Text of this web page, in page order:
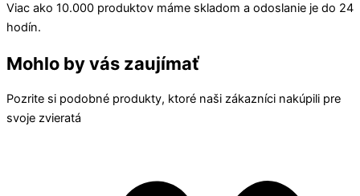
Viac ako 10.000 produktov máme skladom a odoslanie je do 24
hodín.
Mohlo by vás zaujímať
Pozrite si podobné produkty, ktoré naši zákazníci nakúpili pre
svoje zvieratá